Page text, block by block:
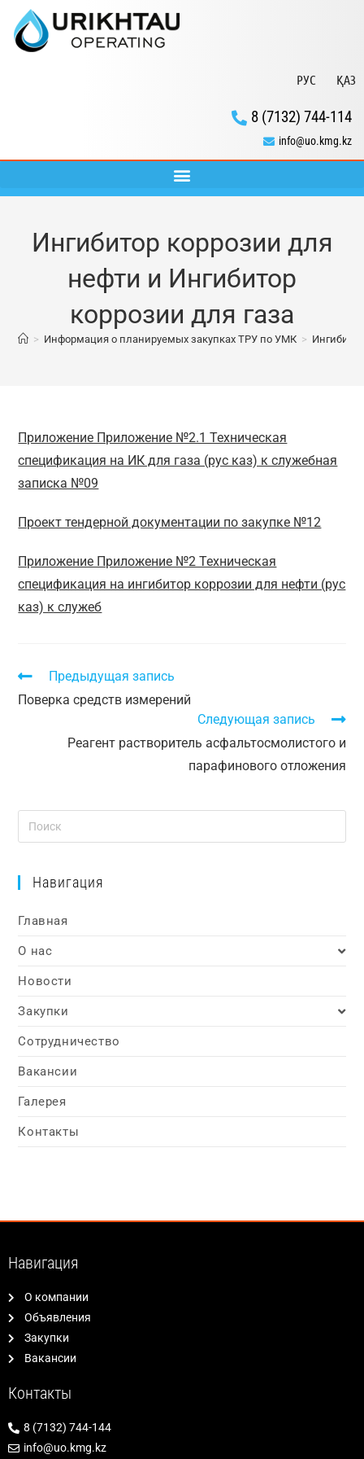
РУС ҚАЗ
8 (7132) 744-114
info@uo.kmg.kz
Ингибитор коррозии для
нефти и Ингибитор
коррозии для газа
> Информация о планируемых закупках ТРУ по УМК >
Приложение Приложение №2.1 Техническая
спецификация на ИК для газа (рус каз) к служебная
записка №09
Проект тендерной документации по закупке №12
Приложение Приложение №2 Техническая
спецификация на ингибитор коррозии для нефти (рус
каз) к служеб
Предыдущая запись
Поверка средств измерений
Следующая запись
Реагент растворитель асфальтосмолистого и
парафинового отложения
Навигация
Главная
О нас
Новости
Закупки
Сотрудничество
Вакансии
Галерея
Контакты
Навигация
О компании
Объявления
Закупки
Вакансии
Контакты
8 (7132) 744-144
info@uo.kmg.kz